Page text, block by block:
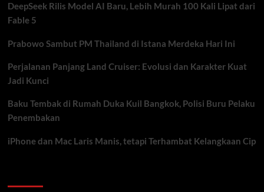
DeepSeek Rilis Model AI Baru, Lebih Murah 100 Kali Lipat dari
Fable 5
Prabowo Sambut PM Thailand di Istana Merdeka Hari Ini
Perjalanan Panjang Land Cruiser: Evolusi dan Karakter Kuat
Jadi Kunci
Baku Tembak di Rumah Duka Kuil Bangkok, Polisi Buru Pelaku
Penembakan
iPhone dan Mac Laris Manis, tetapi Terhambat Kelangkaan Cip